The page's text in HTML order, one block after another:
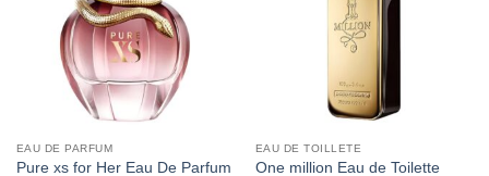
EAU DE PARFUM
Pure xs for Her Eau De Parfum
EAU DE TOILLETE
One million Eau de Toilette